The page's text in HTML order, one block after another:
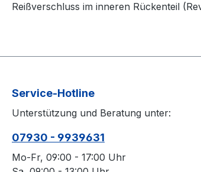
Reißverschluss im inneren Rückenteil
Service-Hotline
Unterstützung und Beratung unter:
07930 - 9939631
Mo-Fr, 09:00 - 17:00 Uhr